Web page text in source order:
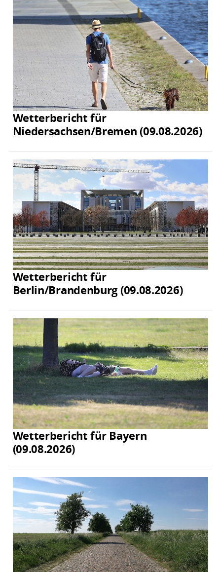
Wetterbericht für
Niedersachsen/Bremen (09.08.2026)
Wetterbericht für
Berlin/Brandenburg (09.08.2026)
Wetterbericht für Bayern
(09.08.2026)